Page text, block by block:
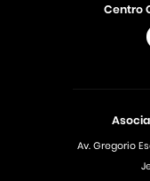
Av. Gregorio
Centro